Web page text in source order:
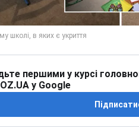
першими у курсі
у Google